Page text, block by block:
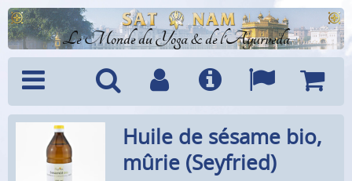
Le Monde du Yoga & de l'Ayurveda
Menu Recherche
CompteInfo LanguesPanier
Huile de sésame bio,
mûrie (Seyfried)